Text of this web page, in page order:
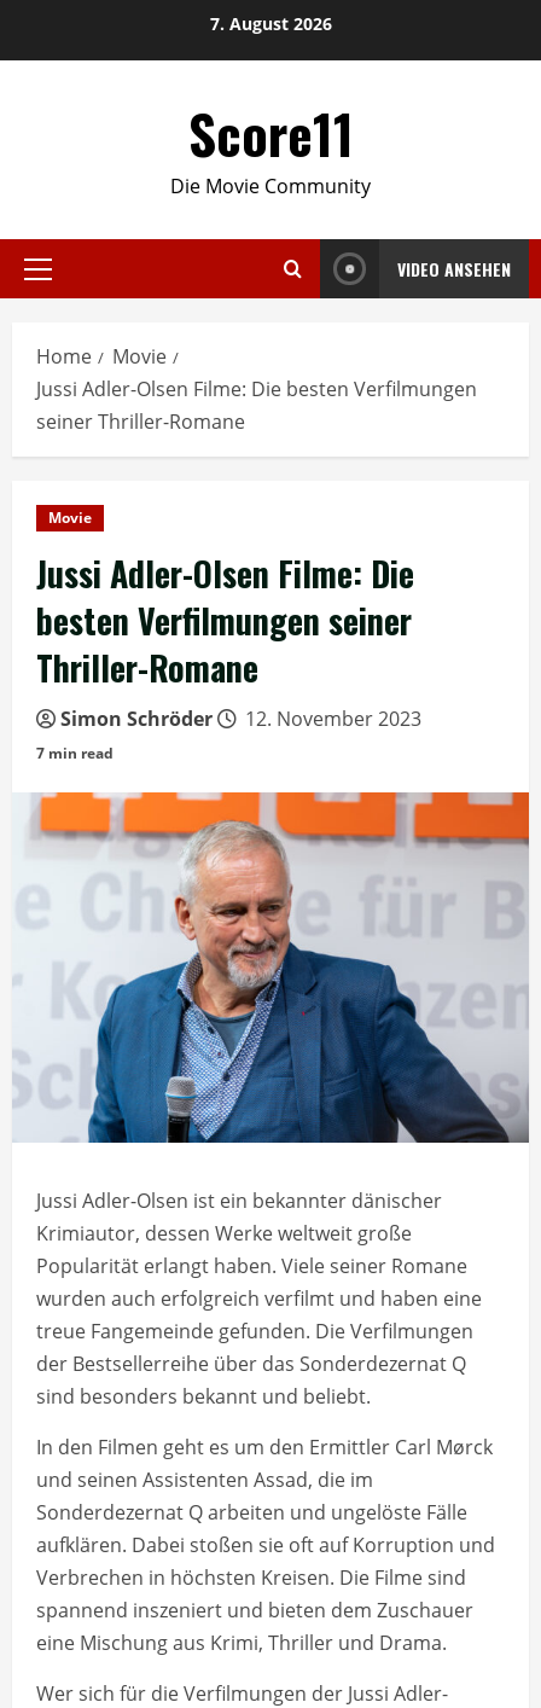
7. August 2026
Score11
Die Movie Community
Primary
VIDEO ANSEHEN
Home
Movie
Jussi Adler-Olsen Filme: Die besten Verfilmungen
seiner Thriller-Romane
Movie
Jussi Adler-Olsen Filme: Die
besten Verfilmungen seiner
Thriller-Romane
Simon Schröder 12. November 2023
7 min read
Jussi Adler-Olsen ist ein bekannter dänischer
Krimiautor, dessen Werke weltweit große
Popularität erlangt haben. Viele seiner Romane
wurden auch erfolgreich verfilmt und haben eine
treue Fangemeinde gefunden. Die Verfilmungen
der Bestsellerreihe über das Sonderdezernat Q
sind besonders bekannt und beliebt.
In den Filmen geht es um den Ermittler Carl Mørck
und seinen Assistenten Assad, die im
Sonderdezernat Q arbeiten und ungelöste Fälle
aufklären. Dabei stoßen sie oft auf Korruption und
Verbrechen in höchsten Kreisen. Die Filme sind
spannend inszeniert und bieten dem Zuschauer
eine Mischung aus Krimi, Thriller und Drama.
Wer sich für die Verfilmungen der Jussi Adler-